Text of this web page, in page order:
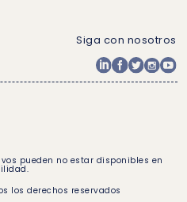
Siga con nosotros
pueden no estar disponibles en
los derechos reservados